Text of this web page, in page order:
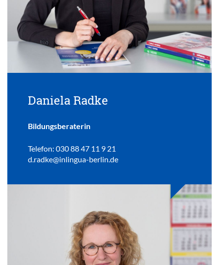
Daniela Radke
Bildungsberaterin
Telefon: 030 88 47 11 9 21
d.radke@inlingua-berlin.de